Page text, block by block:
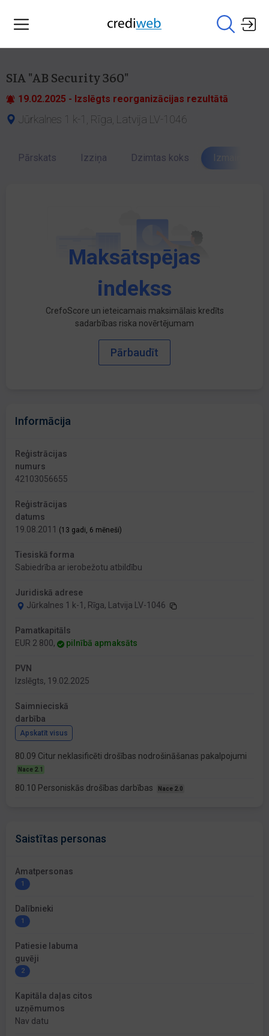
SIA "AB Security 360"
19.02.2025 - Izslēgts reorganizācijas rezultātā
Jūrkalnes 1 k-1, Rīga, Latvija LV-1046
Pārskats Izziņa Dzimtas koks Izmaiņu
Maksātspējas
indekss
CrefoScore un ieteicamais maksimālais kredīts
sadarbības riska novērtējumam
Pārbaudīt
Informācija
Reģistrācijas
numurs
42103056655
Reģistrācijas
datums
19.08.2011 (13 gadi, 6 mēneši)
Tiesiskā forma
Sabiedrība ar ierobežotu atbildību
Juridiskā adrese
Jūrkalnes 1 k-1, Rīga, Latvija LV-1046
Pamatkapitāls
EUR 2 800,
pilnībā apmaksāts
PVN
Izslēgts, 19.02.2025
Saimnieciskā
darbība
Apskatīt visus
80.09 Citur neklasificēti drošības nodrošināšanas pakalpojumi
Nace 2.1
80.10 Personiskās drošības darbības Nace 2.0
Saistītas personas
Amatpersonas
1
Dalībnieki
1
Patiesie labuma
guvēji
2
Kapitāla daļas citos
uzņēmumos
Nav datu